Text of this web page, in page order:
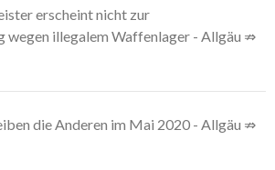
erscheint nicht zur
wegen illegalem Waffenlager - Allgäu ⇏
die Anderen im Mai 2020 - Allgäu ⇏